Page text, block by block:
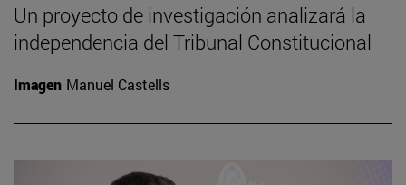
Un proyecto de investigación analizará la
independencia del Tribunal Constitucional
Imagen Manuel Castells